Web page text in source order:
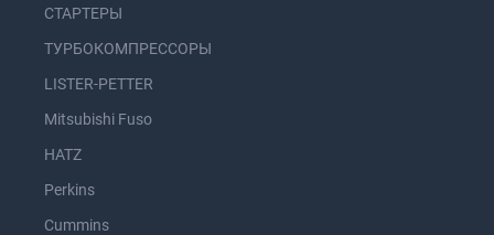
СТАРТЕРЫ
ТУРБОКОМПРЕССОРЫ
LISTER-PETTER
Mitsubishi Fuso
HATZ
Perkins
Cummins